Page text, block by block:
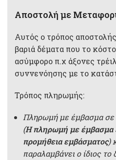
Αποστολή με
Αυτός ο τρόπος
βαριά δέματα που το
ασύμφορο π.χ άξονες
συννενόησης με το
Τρόπος πληρωμής:
Πληρωμή με έμβασμα σε
(Η πληρωμή με έμβασμα
προμήθεια εμβάσματος)
παραλαμβάνει ο ίδιος